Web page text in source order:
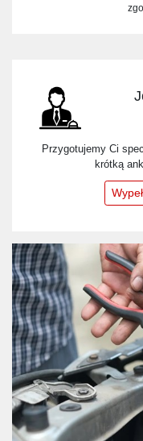
Przygotujemy Ci
krótką